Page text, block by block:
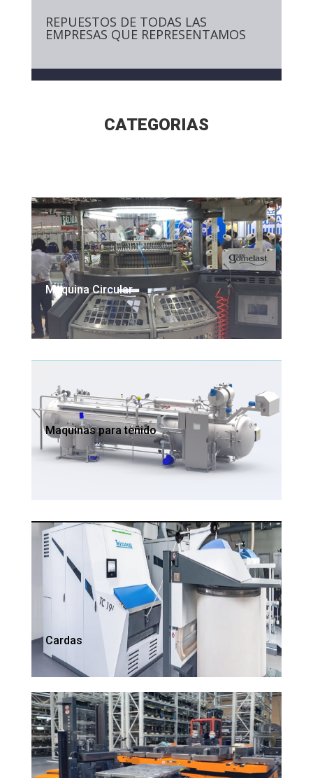
REPUESTOS DE TODAS LAS
EMPRESAS QUE REPRESENTAMOS
CATEGORIAS
Maquina Circular
Maquinas para teñido
Cardas